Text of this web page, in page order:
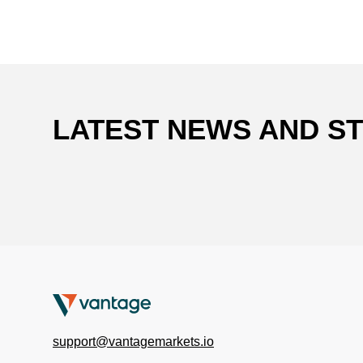
LATEST NEWS AND
support@vantagemarkets.io